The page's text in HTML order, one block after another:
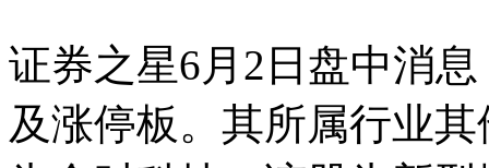
证券之星6月2日盘中消
及涨停板。其所属行业